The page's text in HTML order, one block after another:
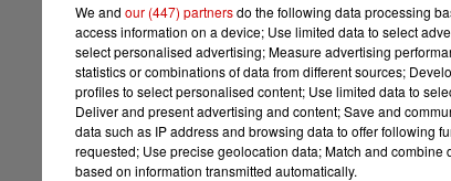
We and our (447) partnersdo the following data processing
access information on a device; Use limited data to select
select personalised advertising; Measure advertising
statistics or combinations of data from different sources;
profiles to select personalised content; Use limited data to
Deliver and present advertising and content; Save and
data such as IP address and browsing data to offer following
requested; Use precise geolocation data; Match and
based on information transmitted automatically.